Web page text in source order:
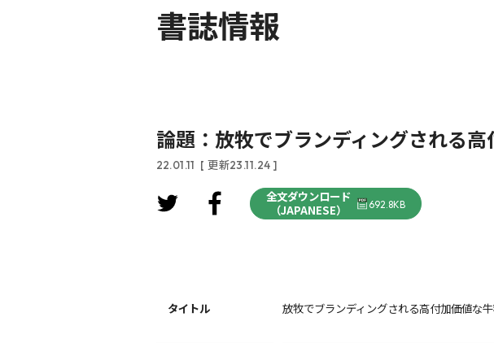
書誌情報
論題：放牧でブランディングされる
22.01.11 [ 更新23.11.24 ]
全文ダウンロード
（JAPANESE）
692.8KB
タイトル 放牧でブランディングされる高付加価値な